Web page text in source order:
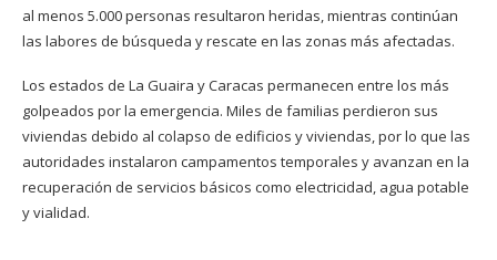
al menos 5.000 personas resultaron heridas, mientras continúan
las labores de búsqueda y rescate en las zonas más afectadas.
Los estados de La Guaira y Caracas permanecen entre los más
golpeados por la emergencia. Miles de familias perdieron sus
viviendas debido al colapso de edificios y viviendas, por lo que las
autoridades instalaron campamentos temporales y avanzan en la
recuperación de servicios básicos como electricidad, agua potable
y vialidad.